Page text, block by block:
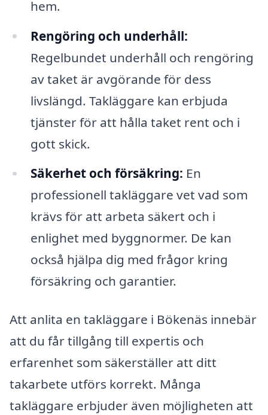
hem.
Rengöring och underhåll:
Regelbundet underhåll och rengöring
av taket är avgörande för dess
livslängd. Takläggare kan erbjuda
tjänster för att hålla taket rent och i
gott skick.
Säkerhet och försäkring: En
professionell takläggare vet vad som
krävs för att arbeta säkert och i
enlighet med byggnormer. De kan
också hjälpa dig med frågor kring
försäkring och garantier.
Att anlita en takläggare i Bökenäs innebär
att du får tillgång till expertis och
erfarenhet som säkerställer att ditt
takarbete utförs korrekt. Många
takläggare erbjuder även möjligheten att